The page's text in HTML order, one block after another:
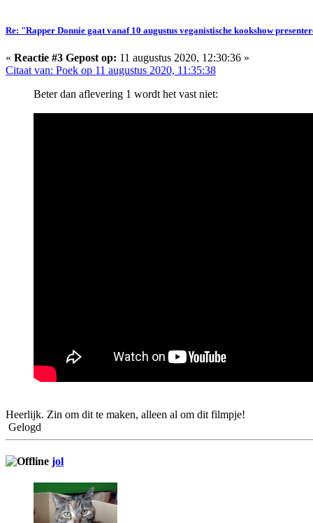
Re: "Rapper Donnie gaat vanaf 10 augustus veganistische kookshow
« Reactie #3 Gepost op: 11 augustus 2020, 12:30:36 »
Citaat van: Poek op 11 augustus 2020, 11:35:38
Beter dan aflevering 1 wordt het vast niet:
Heerlijk. Zin om dit te maken, alleen al om dit filmpje!
Gelogd
jol